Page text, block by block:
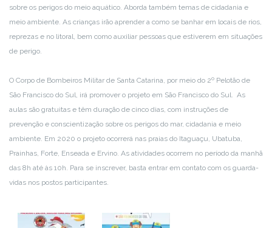
sobre os perigos do meio aquático. Aborda também temas de cidadania e
meio ambiente. As crianças irão aprender a como se banhar em locais de rios,
reprezas e no litoral, bem como auxiliar pessoas que estiverem em situações
de perigo.
O Corpo de Bombeiros Militar de Santa Catarina, por meio do 2º Pelotão de
São Francisco do Sul, irá promover o projeto em São Francisco do Sul. As
aulas são gratuitas e têm duração de cinco dias, com instruções de
prevenção e conscientização sobre os perigos do mar, cidadania e meio
ambiente. Em 2020 o projeto ocorrerá nas praias do Itaguaçu, Ubatuba,
Prainhas, Forte, Enseada e Ervino. As atividades ocorrem no período da manhã
das 8h até às 10h. Para se inscrever, basta entrar em contato com os guarda-
vidas nos postos participantes.